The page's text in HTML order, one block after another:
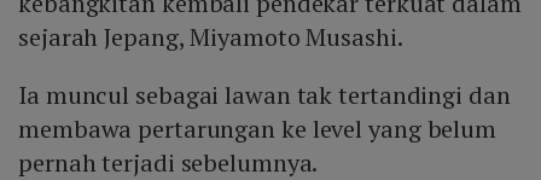
sejarah Jepang, Miyamoto Musashi.
Ia muncul sebagai lawan tak tertandingi dan
membawa pertarungan ke level yang belum
pernah terjadi sebelumnya.